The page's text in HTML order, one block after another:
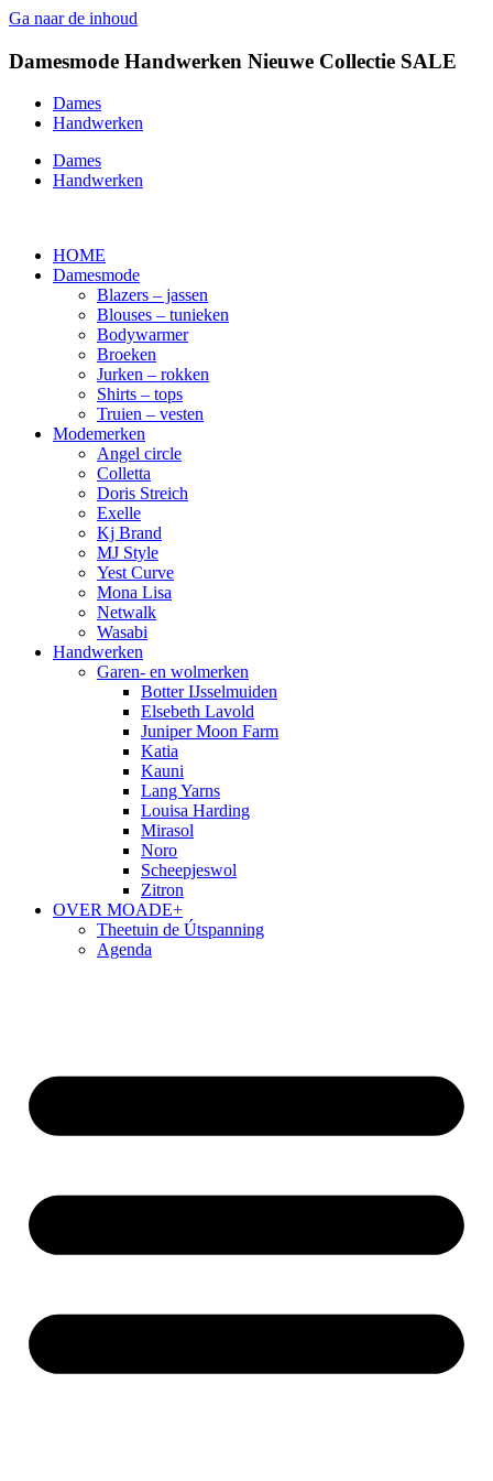
Ga naar de inhoud
Damesmode Handwerken Nieuwe Collectie SALE
Dames
Handwerken
Dames
Handwerken
HOME
Damesmode
Blazers – jassen
Blouses – tunieken
Bodywarmer
Broeken
Jurken – rokken
Shirts – tops
Truien – vesten
Modemerken
Angel circle
Colletta
Doris Streich
Exelle
Kj Brand
MJ Style
Yest Curve
Mona Lisa
Netwalk
Wasabi
Handwerken
Garen- en wolmerken
Botter IJsselmuiden
Elsebeth Lavold
Juniper Moon Farm
Katia
Kauni
Lang Yarns
Louisa Harding
Mirasol
Noro
Scheepjeswol
Zitron
OVER MOADE+
Theetuin de Útspanning
Agenda